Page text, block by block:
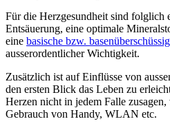
Für die Herzgesundheit sind folglich
Entsäuerung, eine optimale
eine basische bzw.
ausserordentlicher Wichtigkeit.
Zusätzlich ist auf Einflüsse von
den ersten Blick das Leben zu
Herzen nicht in jedem Falle
Gebrauch von Handy, WLAN etc.